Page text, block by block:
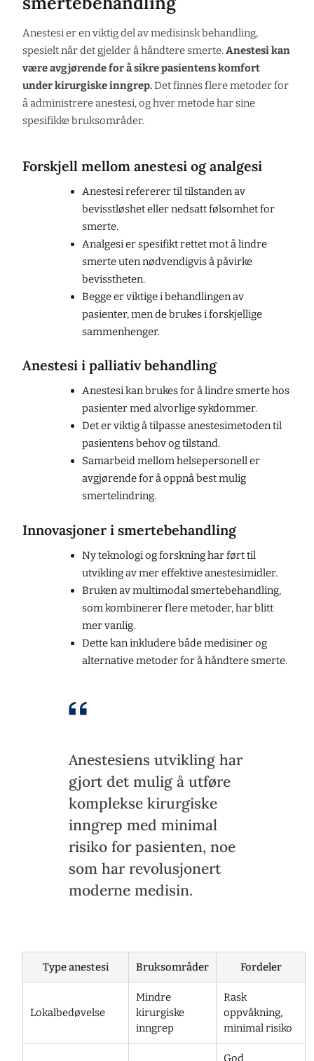
Anestesi er en viktig del av medisinsk behandling,
spesielt når det gjelder å håndtere smerte.Anestesi kan
være avgjørende for å sikre pasientens komfort
under kirurgiske inngrep.Det finnes flere metoder for
å administrere anestesi, og hver metode har sine
spesifikke bruksområder.
Forskjell mellom anestesi og analgesi
Anestesi refererer til tilstanden av
bevisstløshet eller nedsatt følsomhet for
smerte.
Analgesi er spesifikt rettet mot å lindre
smerte uten nødvendigvis å påvirke
bevisstheten.
Begge er viktige i behandlingen av
pasienter, men de brukes i forskjellige
sammenhenger.
Anestesi i palliativ behandling
Anestesi kan brukes for å lindre smerte hos
pasienter med alvorlige sykdommer.
Det er viktig å tilpasse anestesimetoden til
pasientens behov og tilstand.
Samarbeid mellom helsepersonell er
avgjørende for å oppnå best mulig
smertelindring.
Innovasjoner i smertebehandling
Ny teknologi og forskning har ført til
utvikling av mer effektive anestesimidler.
Bruken av multimodal smertebehandling,
som kombinerer flere metoder, har blitt
mer vanlig.
Dette kan inkludere både medisiner og
alternative metoder for å håndtere smerte.
Anestesiens utvikling har
gjort det mulig å utføre
komplekse kirurgiske
inngrep med minimal
risiko for pasienten, noe
som har revolusjonert
moderne medisin.
Type anestesi Bruksområder Fordeler
Lokalbedøvelse
Mindre
kirurgiske
inngrep
Rask
oppvåkning,
minimal risiko
God